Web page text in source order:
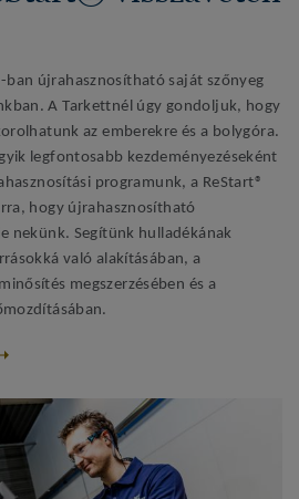
ban újrahasznosítható saját szőnyeg
A Tarkettnél úgy gondoljuk, hogy
az emberekre és a bolygóra.
legfontosabb kezdeményezéseként
programunk, a ReStart®
hogy újrahasznosítható
nekünk. Segítünk hulladékának
való alakításában, a
megszerzésében és a